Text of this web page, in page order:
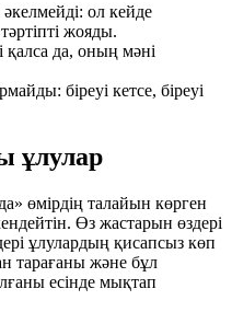
ол кейде
жояды.
қалса да, оның мәні
біреуі кетсе, біреуі
ұлулар
өмірдің талайын көрген
Өз жастарын өздері
ұлулардың қисапсыз көп
тарағаны және бұл
есінде мықтап